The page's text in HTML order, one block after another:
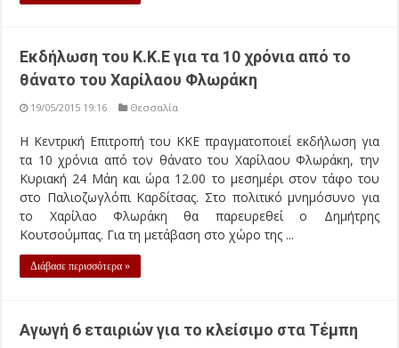
Εκδήλωση του Κ.Κ.Ε για τα 10 χρόνια από το
θάνατο του Χαρίλαου Φλωράκη
19/05/2015 19:16 Θεσσαλία
Η Κεντρική Επιτροπή του ΚΚΕ πραγματοποιεί εκδήλωση για
τα 10 χρόνια από τον θάνατο του Χαρίλαου Φλωράκη, την
Κυριακή 24 Μάη και ώρα 12.00 το μεσημέρι στον τάφο του
στο Παλιοζωγλόπι Καρδίτσας. Στο πολιτικό μνημόσυνο για
το Χαρίλαο Φλωράκη θα παρευρεθεί ο Δημήτρης
Κουτσούμπας. Για τη μετάβαση στο χώρο της ...
Διάβασε περισσότερα »
Αγωγή 6 εταιριών για το κλείσιμο στα Τέμπη